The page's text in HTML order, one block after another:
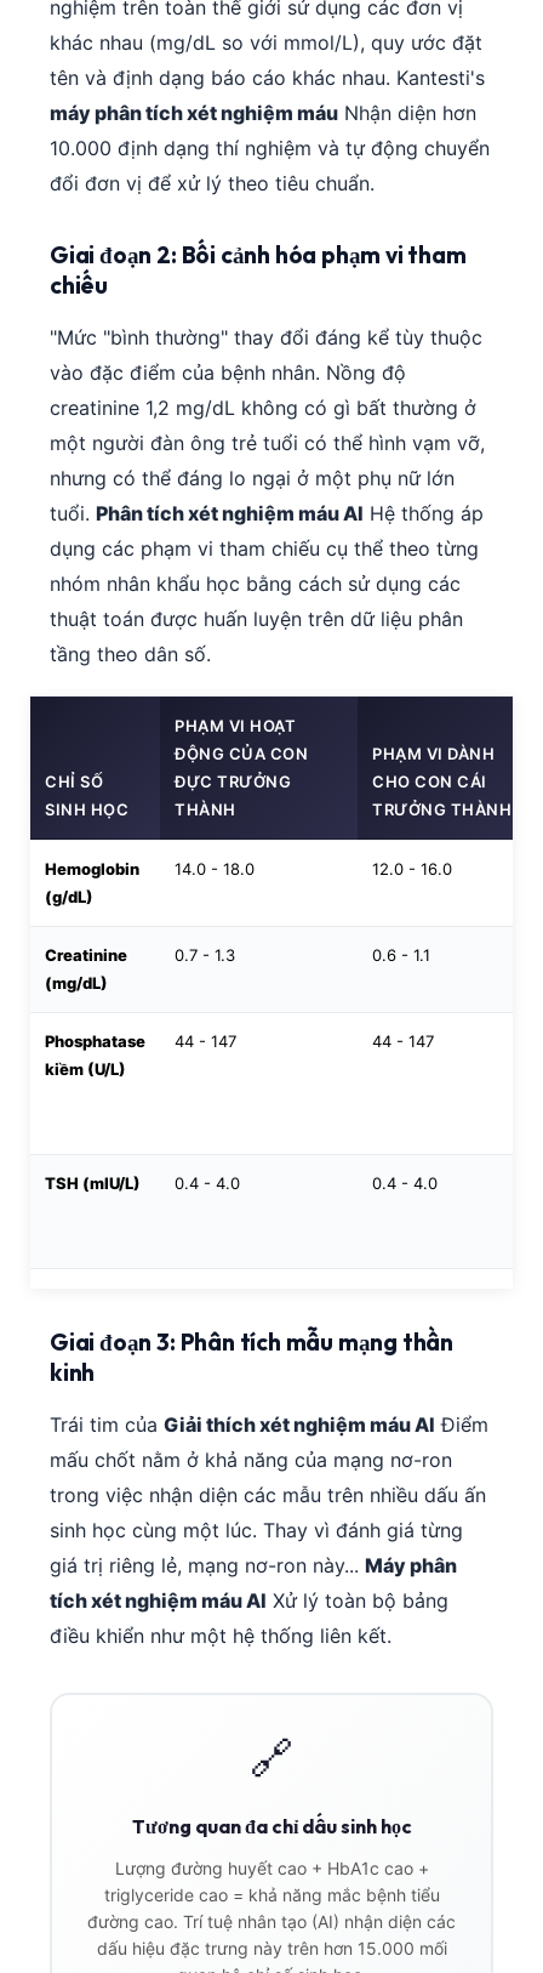
nghiệm trên toàn thế giới sử dụng các đơn vị
khác nhau (mg/dL so với mmol/L), quy ước đặt
tên và định dạng báo cáo khác nhau. Kantesti's
máy phân tích xét nghiệm máu Nhận diện hơn
10.000 định dạng thí nghiệm và tự động chuyển
đổi đơn vị để xử lý theo tiêu chuẩn.
Giai đoạn 2: Bối cảnh hóa phạm vi tham
chiếu
"Mức "bình thường" thay đổi đáng kể tùy thuộc
vào đặc điểm của bệnh nhân. Nồng độ
creatinine 1,2 mg/dL không có gì bất thường ở
một người đàn ông trẻ tuổi có thể hình vạm vỡ,
nhưng có thể đáng lo ngại ở một phụ nữ lớn
tuổi. Phân tích xét nghiệm máu AI Hệ thống áp
dụng các phạm vi tham chiếu cụ thể theo từng
nhóm nhân khẩu học bằng cách sử dụng các
thuật toán được huấn luyện trên dữ liệu phân
tầng theo dân số.
CHỈ SỐ
SINH HỌC
PHẠM VI HOẠT
ĐỘNG CỦA CON
ĐỰC TRƯỞNG
THÀNH
PHẠM VI DÀNH
CHO CON CÁI
TRƯỞNG THÀNH
Hemoglobin
(g/dL)
14.0 - 18.0 12.0 - 16.0
Creatinine
(mg/dL)
0.7 - 1.3 0.6 - 1.1
Phosphatase
kiềm (U/L)
44 - 147 44 - 147
TSH (mIU/L) 0.4 - 4.0 0.4 - 4.0
Giai đoạn 3: Phân tích mẫu mạng thần
kinh
Trái tim của Giải thích xét nghiệm máu AI Điểm
mấu chốt nằm ở khả năng của mạng nơ-ron
trong việc nhận diện các mẫu trên nhiều dấu ấn
sinh học cùng một lúc. Thay vì đánh giá từng
giá trị riêng lẻ, mạng nơ-ron này... Máy phân
tích xét nghiệm máu AI Xử lý toàn bộ bảng
điều khiển như một hệ thống liên kết.
🔗
Tương quan đa chỉ dấu sinh học
Lượng đường huyết cao + HbA1c cao +
triglyceride cao = khả năng mắc bệnh tiểu
đường cao. Trí tuệ nhân tạo (AI) nhận diện các
dấu hiệu đặc trưng này trên hơn 15.000 mối